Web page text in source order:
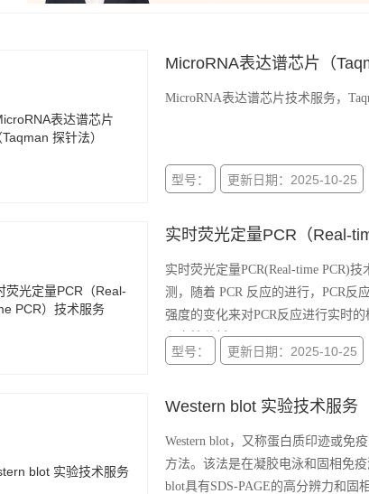
MicroRNA表达谱芯片（
MicroRNA表达谱芯片技术服务，
型号： 更新日期：2025-10-25
实时荧光定量PCR（Real-
实时荧光定量PCR(Real-time PCR)
测，随着 PCR 反应的进行，PCR
强度的变化来对PCR反应进行实时
和定性分析。
型号： 更新日期：2025-10-25
Western blot 实验技术服务
Western blot，又称蛋白质印迹或免
方法。该法是在凝胶电泳和固相免
blot具有SDS-PAGE的高分辨力和固